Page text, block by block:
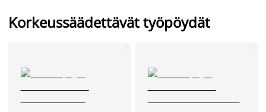
Korkeussäädettävät työpöydät